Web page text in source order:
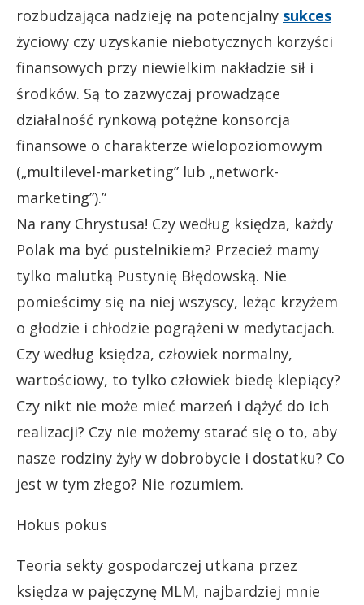
rozbudzająca nadzieję na potencjalny sukces
życiowy czy uzyskanie niebotycznych korzyści
finansowych przy niewielkim nakładzie sił i
środków. Są to zazwyczaj prowadzące
działalność rynkową potężne konsorcja
finansowe o charakterze wielopoziomowym
(„multilevel-marketing” lub „network-
marketing”).”
Na rany Chrystusa! Czy według księdza, każdy
Polak ma być pustelnikiem? Przecież mamy
tylko malutką Pustynię Błędowską. Nie
pomieścimy się na niej wszyscy, leżąc krzyżem
o głodzie i chłodzie pogrążeni w medytacjach.
Czy według księdza, człowiek normalny,
wartościowy, to tylko człowiek biedę klepiący?
Czy nikt nie może mieć marzeń i dążyć do ich
realizacji? Czy nie możemy starać się o to, aby
nasze rodziny żyły w dobrobycie i dostatku? Co
jest w tym złego? Nie rozumiem.
Hokus pokus
Teoria sekty gospodarczej utkana przez
księdza w pajęczynę MLM, najbardziej mnie